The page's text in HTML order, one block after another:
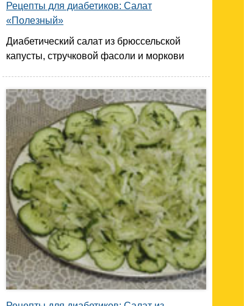
Рецепты для диабетиков: Салат
«Полезный»
Диабетический салат из брюссельской
капусты, стручковой фасоли и моркови